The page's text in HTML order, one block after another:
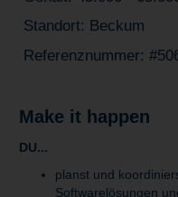
Standort: Beckum
Referenznummer:
Make it happen
DU...
planst und
Softwarelösungen